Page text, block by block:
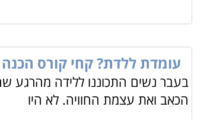
עומדת ללדת? קחי קורס הכנה
בעבר נשים התכוננו ללידה מהרגע
הכאב ואת עצמת החוויה. לא היו